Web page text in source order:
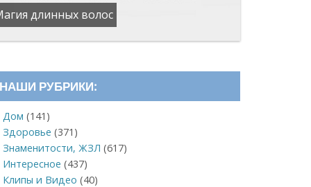
длинных волос
НАШИ РУБРИКИ:
Дом (141)
Здоровье (371)
Знаменитости, ЖЗЛ (617)
Интересное (437)
Клипы и Видео (40)